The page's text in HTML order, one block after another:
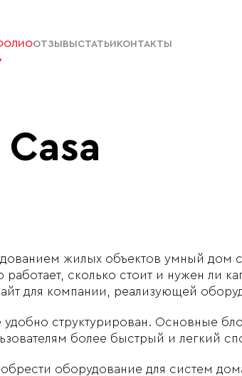
ОТЗЫВЫСТАТЬИКОНТАКТЫ
жилых объектов умный дом
работает, сколько стоит и нужен ли
для компании, реализующей
удобно структурирован. Основные
более быстрый и легкий
оборудование для систем